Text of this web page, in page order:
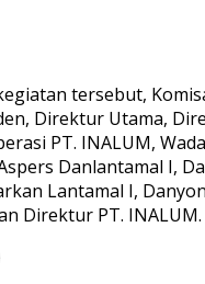
tersebut,
Direktur Utama,
PT. INALUM,
Danlantamal I,
Lantamal I,
Direktur PT. INALUM.